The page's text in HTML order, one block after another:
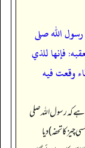
رسول الله صلى
فإنها للذي
وقعت فيه
کہ رسول اللہ صلی
کا تحفہ) دیا